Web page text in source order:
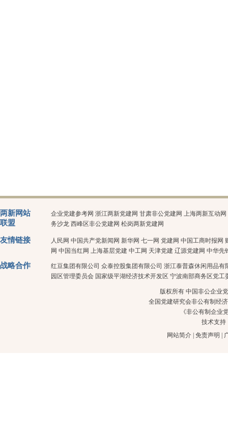
两新网站
联盟
企业党建参考网 浙江两新党建网 甘肃非公党建网 上海两新互动网
务沙龙 西峰区非公党建网 松岗两新党建网
友情链接 人民网 中国共产党新闻网 新华网 七一网 党建网 中国工商时报网
网 中国当红网 上海基层党建 中工网 天津党建 辽源党建网 中华先
战略合作 红豆集团有限公司 众泰控股集团有限公司 浙江泰普森休闲用品有
园区管理委员会 国家级平湖经济技术开发区 宁波南部商务区党工
版权所有 中国非公企业
全国党建研究会非公有制经
《非公有制企
技术支持
网站简介 免责声明